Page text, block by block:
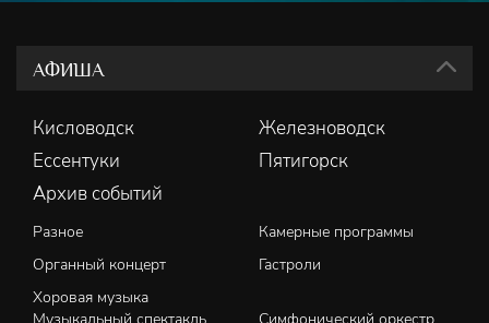
АФИША
Кисловодск
Железноводск
Ессентуки
Пятигорск
Архив событий
Разное
Камерные программы
Органный концерт
Гастроли
Хоровая музыка